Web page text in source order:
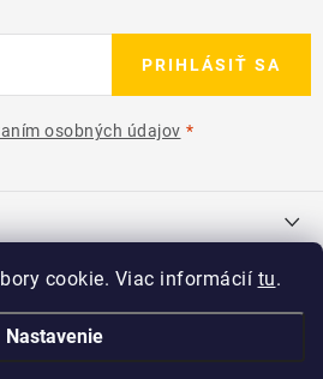
cookie. Viac informácií tu.
Nastavenie
osobných údajov
PRIHLÁSIŤ SA